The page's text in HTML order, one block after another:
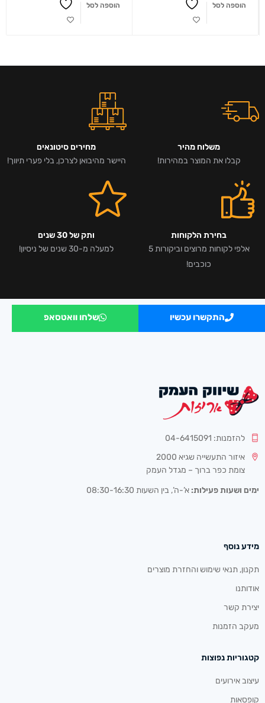
הוספה לסל הוספה לסל
משלוח מהיר
קבלו את המוצר במהירות!
מחירים סיטונאים
היישר מהיבואן לצרכן, בלי פערי תיווך!
בחירת הלקוחות
אלפי לקוחות מרוצים וביקורות 5
כוכבים!
ותק של 30 שנים
למעלה מ-30 שנים של ניסיון!
התקשרו עכשיו שלחו וואטסאפ
להזמנות: 04-6415091
איזור התעשייה שגיא 2000
צומת כפר ברוך – מגדל העמק
ימים ושעות פעילות: א’-ה’, בין השעות 08:30-16:30
מידע נוסף
תקנון, תנאי שימוש והחזרת מוצרים
אודותנו
יצירת קשר
מעקב הזמנות
קטגוריות נפוצות
עיצוב אירועים
קופסאות